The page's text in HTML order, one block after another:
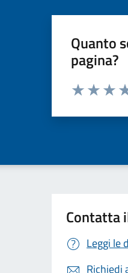
Quanto
pagina?
Valuta da 1 a 5
Contatta
Leggi le
Richiedi